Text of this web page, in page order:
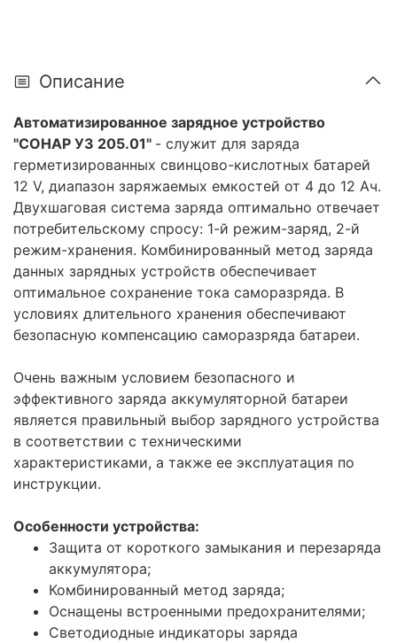
Описание
Автоматизированное зарядное устройство
"СОНАР УЗ 205.01" - служит для заряда
герметизированных свинцово-кислотных батарей
12 V, диапазон заряжаемых емкостей от 4 до 12 Ач.
Двухшаговая система заряда оптимально отвечает
потребительскому спросу: 1-й режим-заряд, 2-й
режим-хранения. Комбинированный метод заряда
данных зарядных устройств обеспечивает
оптимальное сохранение тока саморазряда. В
условиях длительного хранения обеспечивают
безопасную компенсацию саморазряда батареи.
Очень важным условием безопасного и
эффективного заряда аккумуляторной батареи
является правильный выбор зарядного устройства
в соответствии с техническими
характеристиками, а также ее эксплуатация по
инструкции.
Особенности устройства:
Защита от короткого замыкания и перезаряда
аккумулятора;
Комбинированный метод заряда;
Оснащены встроенными предохранителями;
Светодиодные индикаторы заряда